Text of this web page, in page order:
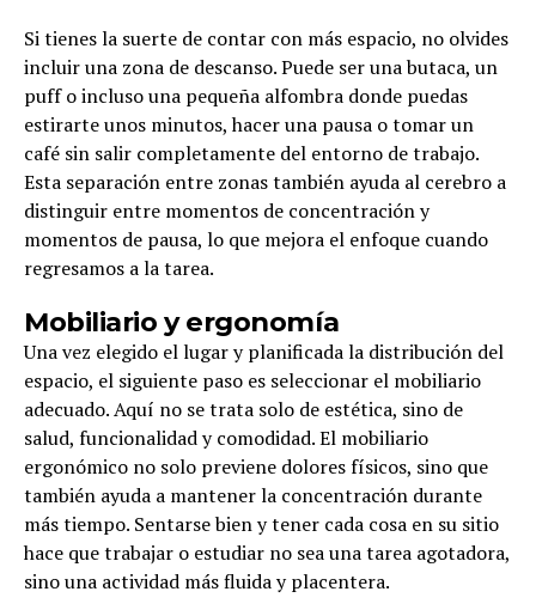
Si tienes la suerte de contar con más espacio, no olvides
incluir una zona de descanso. Puede ser una butaca, un
puff o incluso una pequeña alfombra donde puedas
estirarte unos minutos, hacer una pausa o tomar un
café sin salir completamente del entorno de trabajo.
Esta separación entre zonas también ayuda al cerebro a
distinguir entre momentos de concentración y
momentos de pausa, lo que mejora el enfoque cuando
regresamos a la tarea.
Mobiliario y ergonomía
Una vez elegido el lugar y planificada la distribución del
espacio, el siguiente paso es seleccionar el mobiliario
adecuado. Aquí no se trata solo de estética, sino de
salud, funcionalidad y comodidad. El mobiliario
ergonómico no solo previene dolores físicos, sino que
también ayuda a mantener la concentración durante
más tiempo. Sentarse bien y tener cada cosa en su sitio
hace que trabajar o estudiar no sea una tarea agotadora,
sino una actividad más fluida y placentera.